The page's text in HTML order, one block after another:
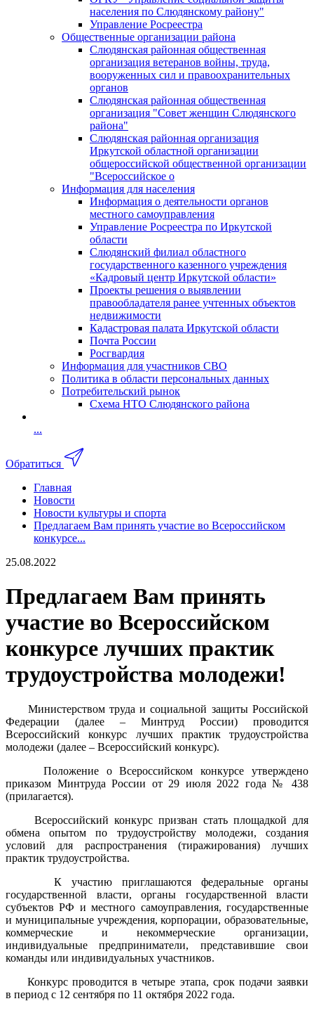
населения по Слюдянскому району"
Управление Росреестра
Общественные организации района
Слюдянская районная общественная
организация ветеранов войны, труда,
вооруженных сил и правоохранительных
органов
Слюдянская районная общественная
организация "Совет женщин Слюдянского
района"
Слюдянская районная организация
Иркутской областной организации
общероссийской общественной организации
"Всероссийское о
Информация для населения
Информация о деятельности органов
местного самоуправления
Управление Росреестра по Иркутской
области
Слюдянский филиал областного
государственного казенного учреждения
«Кадровый центр Иркутской области»
Проекты решения о выявлении
правообладателя ранее учтенных объектов
недвижимости
Кадастровая палата Иркутской области
Почта России
Росгвардия
Информация для участников СВО
Политика в области персональных данных
Потребительский рынок
Схема НТО Слюдянского района
...
Обратиться
Главная
Новости
Новости культуры и спорта
Предлагаем Вам принять участие во Всероссийском
конкурсе...
25.08.2022
Предлагаем Вам принять
участие во Всероссийском
конкурсе лучших практик
трудоустройства молодежи!
Министерством труда и социальной защиты Российской
Федерации (далее – Минтруд России) проводится
Всероссийский конкурс лучших практик трудоустройства
молодежи (далее – Всероссийский конкурс).
Положение о Всероссийском конкурсе утверждено
приказом Минтруда России от 29 июля 2022 года № 438
(прилагается).
Всероссийский конкурс призван стать площадкой для
обмена опытом по трудоустройству молодежи, создания
условий для распространения (тиражирования) лучших
практик трудоустройства.
К участию приглашаются федеральные органы
государственной власти, органы государственной власти
субъектов РФ и местного самоуправления, государственные
и муниципальные учреждения, корпорации, образовательные,
коммерческие и некоммерческие организации,
индивидуальные предприниматели, представившие свои
команды или индивидуальных участников.
Конкурс проводится в четыре этапа, срок подачи заявки
в период с 12 сентября по 11 октября 2022 года.